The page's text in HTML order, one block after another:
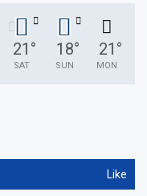
21 °
SAT
18°
SUN
21 °
MON
Like